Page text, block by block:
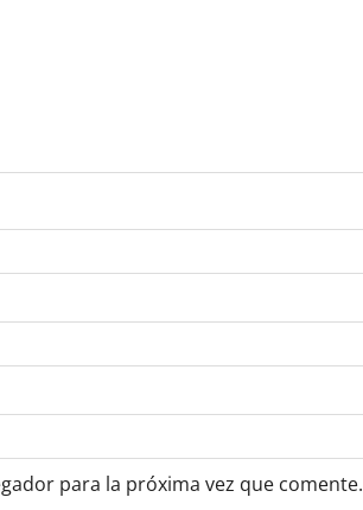
para la próxima vez que comente.